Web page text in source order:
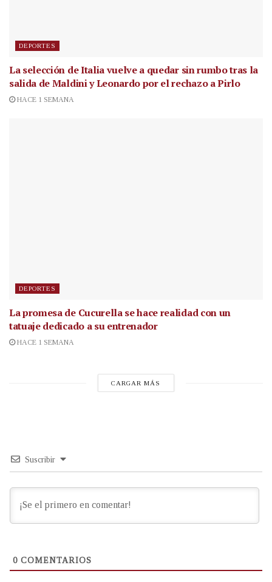
DEPORTES
La selección de Italia vuelve a quedar sin rumbo tras la
salida de Maldini y Leonardo por el rechazo a Pirlo
HACE 1 SEMANA
DEPORTES
La promesa de Cucurella se hace realidad con un
tatuaje dedicado a su entrenador
HACE 1 SEMANA
CARGAR MÁS
Suscribir
0 COMENTARIOS